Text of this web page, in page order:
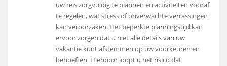
uw reis zorgvuldig te plannen en activiteiten vooraf
te regelen, wat stress of onverwachte verrassingen
kan veroorzaken. Het beperkte planningstijd kan
ervoor zorgen dat u niet alle details van uw
vakantie kunt afstemmen op uw voorkeuren en
behoeften. Hierdoor loopt u het risico dat